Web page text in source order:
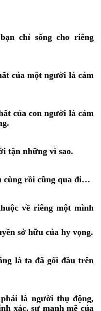
chỉ sống cho riêng
của một người là cảm
của con người là cảm
tận những vì sao.
cùng rồi cũng qua đi…
về riêng một mình
sở hữu của hy vọng.
là ta đã gối đầu trên
là người thụ động,
xác, sự mạnh mẽ của